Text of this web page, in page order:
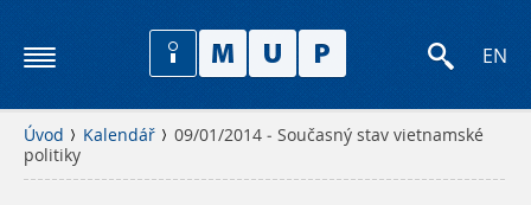
EN
Úvod Kalendář
09/01/2014 - Současný stav vietnamské
politiky